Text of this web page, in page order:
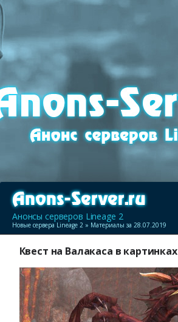
Анонсы серверов Lineage 2
Новые сервера Lineage 2 » Материалы за 28.07.2019
Квест на Валакаса в картинках